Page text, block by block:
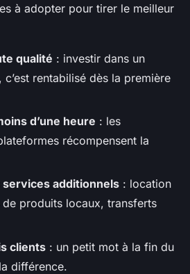
à adopter pour tirer le meilleur
qualité : investir dans un
rentabilisé dès la première
d’une heure : les
récompensent la
services additionnels : location
produits locaux, transferts
clients : un petit mot à la fin du
différence.